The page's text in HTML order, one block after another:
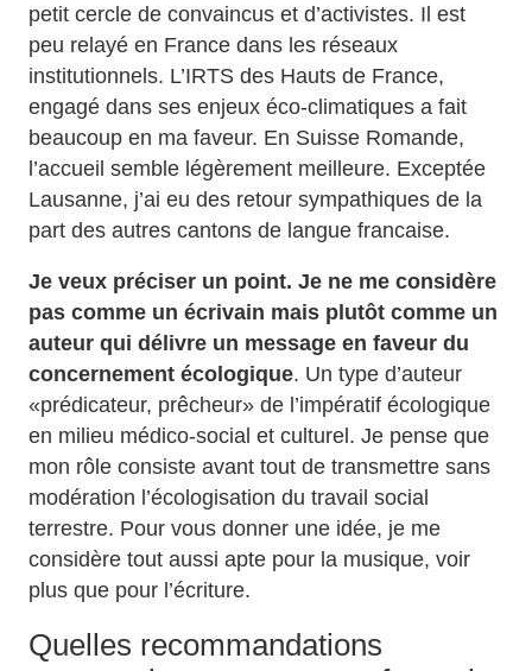
petit cercle de convaincus et d’activistes. Il est
peu relayé en France dans les réseaux
institutionnels. L’IRTS des Hauts de France,
engagé dans ses enjeux éco-climatiques a fait
beaucoup en ma faveur. En Suisse Romande,
l’accueil semble légèrement meilleure. Exceptée
Lausanne, j’ai eu des retour sympathiques de la
part des autres cantons de langue francaise.
Je veux préciser un point. Je ne me considère
pas comme un écrivain mais plutôt comme un
auteur qui délivre un message en faveur du
concernement écologique. Un type d’auteur
«prédicateur, prêcheur» de l’impératif écologique
en milieu médico-social et culturel. Je pense que
mon rôle consiste avant tout de transmettre sans
modération l’écologisation du travail social
terrestre. Pour vous donner une idée, je me
considère tout aussi apte pour la musique, voir
plus que pour l’écriture.
Quelles recommandations